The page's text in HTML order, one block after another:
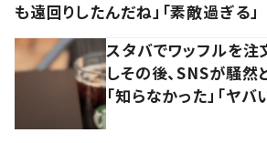
も遠回りしたんだね」「素敵過ぎる」
スタバでワッフルを注
しその後、SNSが騒
「知らなかった」「ヤバ